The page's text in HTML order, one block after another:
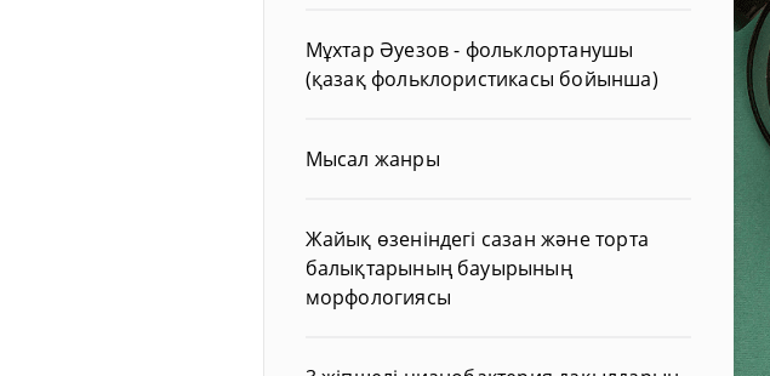
Мұхтар Әуезов - фольклортанушы
(қазақ фольклористикасы бойынша)
Мысал жанры
Жайық өзеніндегі сазан және торта
балықтарының бауырының
морфологиясы